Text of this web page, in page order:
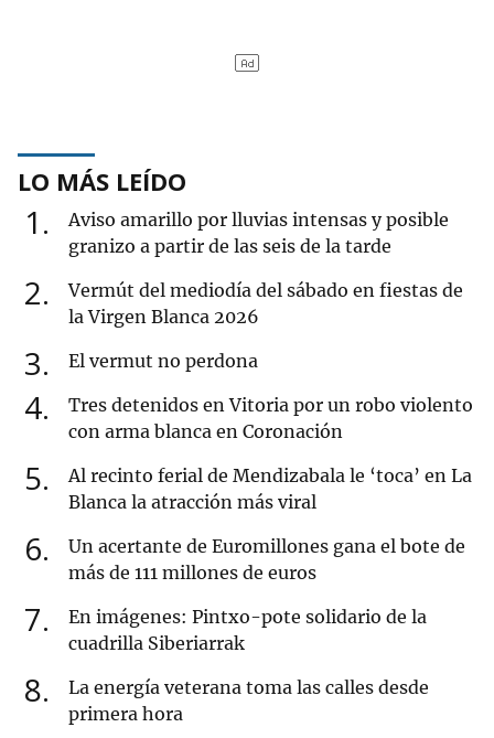
LO MÁS LEÍDO
1
Aviso amarillo por lluvias intensas y posible
granizo a partir de las seis de la tarde
2
Vermút del mediodía del sábado en fiestas de
la Virgen Blanca 2026
3 El vermut no perdona
4
Tres detenidos en Vitoria por un robo violento
con arma blanca en Coronación
5
Al recinto ferial de Mendizabala le ‘toca’ en La
Blanca la atracción más viral
6
Un acertante de Euromillones gana el bote de
más de 111 millones de euros
7
En imágenes: Pintxo-pote solidario de la
cuadrilla Siberiarrak
8
La energía veterana toma las calles desde
primera hora